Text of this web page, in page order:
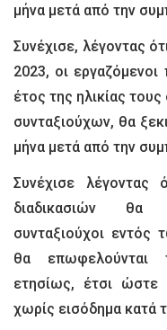
μήνα μετά από την
Συνέχισε, λέγοντας
2023, οι
έτος της ηλικίας
συνταξιούχων, θα
μήνα μετά από την
Συνέχισε λέγοντας
διαδικασιών θα
συνταξιούχοι
θα επωφελούνται
ετησίως, έτσι ώστε
χωρίς εισόδημα κατά